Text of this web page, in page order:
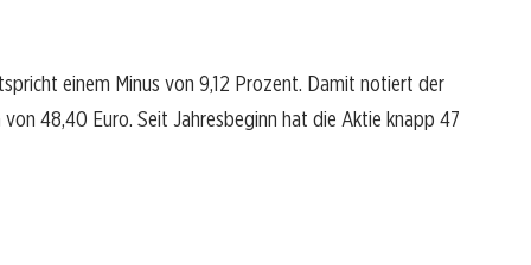
einem Minus von 9,12 Prozent. Damit notiert der
48,40 Euro. Seit Jahresbeginn hat die Aktie knapp 47